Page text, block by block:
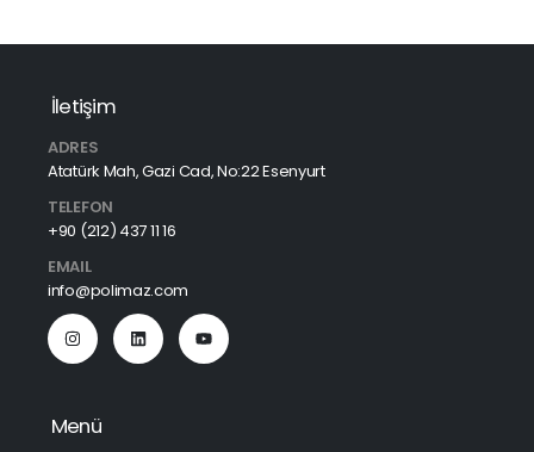
İletişim
ADRES
Atatürk Mah, Gazi Cad, No:22 Esenyurt
TELEFON
+90 (212) 437 11 16
EMAIL
info@polimaz.com
Menü